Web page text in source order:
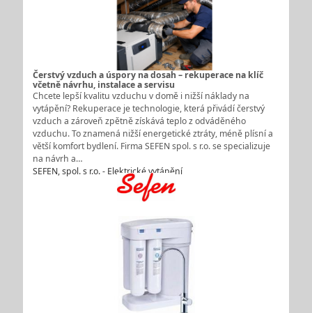
Čerstvý vzduch a úspory na dosah – rekuperace na klíč
včetně návrhu, instalace a servisu
Chcete lepší kvalitu vzduchu v domě i nižší náklady na
vytápění? Rekuperace je technologie, která přivádí čerstvý
vzduch a zároveň zpětně získává teplo z odváděného
vzduchu. To znamená nižší energetické ztráty, méně plísní a
větší komfort bydlení. Firma SEFEN spol. s r.o. se specializuje
na návrh a…
SEFEN, spol. s r.o. - Elektrické vytápění